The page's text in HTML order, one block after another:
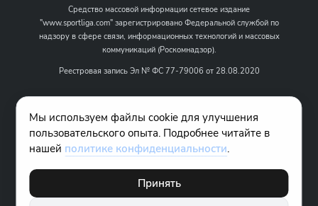
Средство массовой информации сетевое издание
"www.sportliga.com" зарегистрировано Федеральной службой по
надзору в сфере связи, информационных технологий и массовых
коммуникаций (Роскомнадзор).
Реестровая запись Эл № ФС 77-79006 от 28.08.2020
Название - www.sportliga.com
Учредитель СМИ сетевого издания "www.sportliga.com": ИП Чамин
О.Н.
Главный редактор СМИ сетевого издания "www.sportliga.com":
Хаимов Д.И.
Мы используем файлы cookie для улучшения
пользовательского опыта. Подробнее читайте в
нашей политике конфиденциальности.
Принять